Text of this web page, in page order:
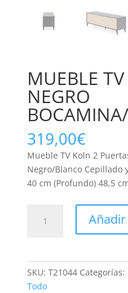
MUEBLE
NEGRO
319,00€
Mueble TV Koln 2
Negro/Blanco Cepillado
40 cm (Profundo) 48,5
BOCAMINA/NATURALE
SKU: T21044 Categorías:
Todo